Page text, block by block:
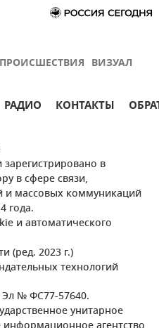
ПРОИСШЕСТВИЯ ВИЗУАЛ
РАДИО КОНТАКТЫ
в
в сфере связи,
массовых коммуникаций
года.
и автоматического
(ред. 2023 г.)
технологий
Эл № ФС77-57640.
унитарное